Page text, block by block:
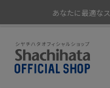
あなたに最適な